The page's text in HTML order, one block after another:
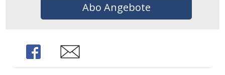
Abo Angebote
Share Share